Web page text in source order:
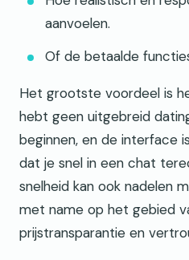
aanvoelen.
Of de betaalde
Het grootste voordeel is
hebt geen uitgebreid
beginnen, en de interface
dat je snel in een chat
snelheid kan ook nadelen
met name op het gebied
prijstransparantie en